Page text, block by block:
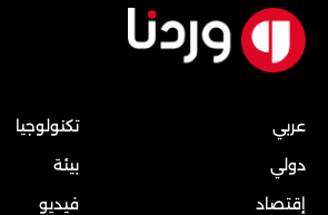
عربي
دولي
إقتصاد
تكنولوجيا
بيئة
فيديو